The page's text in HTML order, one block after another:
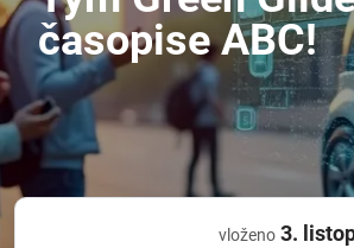
časopise ABC!
vloženo 3.